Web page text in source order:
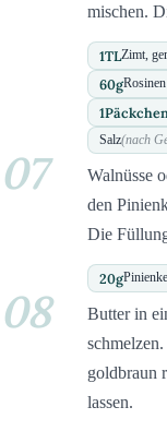
mischen.
1TLZimt,
60gRosinen
1Päckchen
Salz(nach
07
Walnüsse
den
Die
20g
08
Butter in
goldbraun
lassen.